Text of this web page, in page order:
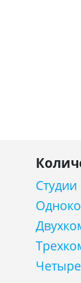
Студии